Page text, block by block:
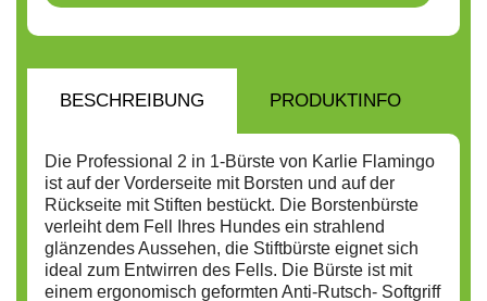
BESCHREIBUNG PRODUKTINFO
Die Professional 2 in 1-Bürste von Karlie Flamingo
ist auf der Vorderseite mit Borsten und auf der
Rückseite mit Stiften bestückt. Die Borstenbürste
verleiht dem Fell Ihres Hundes ein strahlend
glänzendes Aussehen, die Stiftbürste eignet sich
ideal zum Entwirren des Fells. Die Bürste ist mit
einem ergonomisch geformten Anti-Rutsch- Softgriff